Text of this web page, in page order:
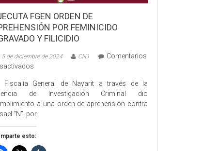
FGEN ORDEN DE
POR FEMINICIDO
Y FILICIDIO
5 de diciembre de 2024 CN1
Comentarios
FGEN
ORDEN
DE
APREHENSIÓN
POR
FEMINICIDO
AGRAVADO
Fiscalía General de Nayarit a través de la
de Investigación Criminal dio
a una orden de aprehensión contra
“N”, por
esto: